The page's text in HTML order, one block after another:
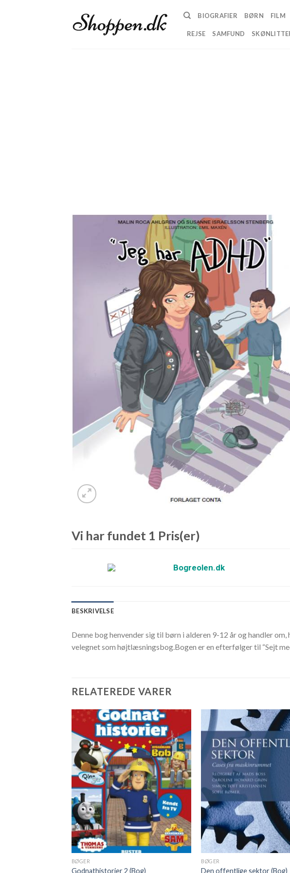
BIOGRAFIER BØRN FILM
REJSE SAMFUND
Vi har fundet 1 Pris(er)
Bogreolen.dk
BESKRIVELSE
Denne bog henvender sig til børn i alderen 9-12 år og handler
velegnet som højtlæsningsbog.Bogen er en efterfølger til “Sejt
RELATEREDE VARER
BØGER
Godnathistorier 2 (Bog)
BØGER
Den offentlige sektor (Bog)